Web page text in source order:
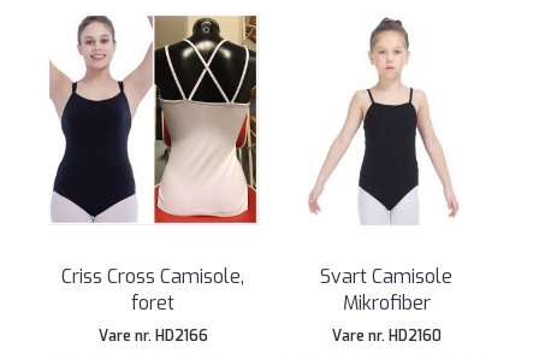
Criss Cross Camisole,
foret
Vare nr. HD2166
Svart Camisole
Mikrofiber
Vare nr. HD2160